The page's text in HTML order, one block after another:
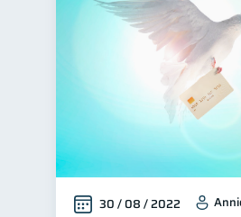
30 / 08 / 2022